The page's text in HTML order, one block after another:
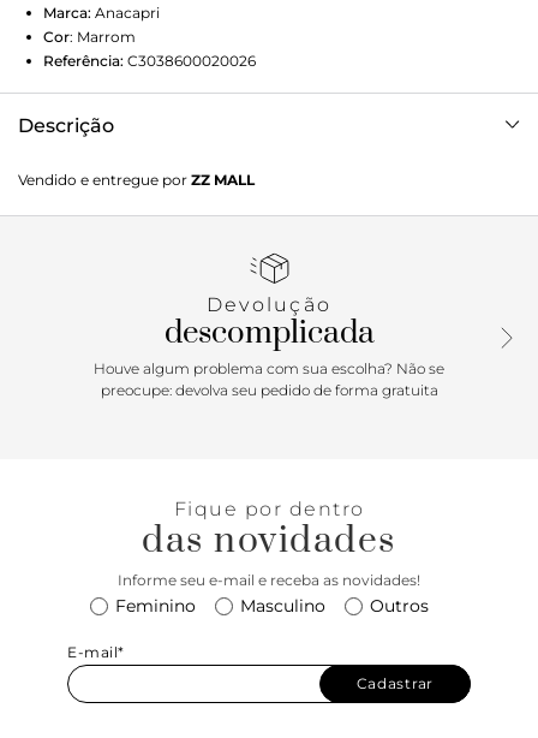
Marca: Anacapri
Cor: Marrom
Referência: C3038600020026
Descrição
marrom. O modelo possui cabedal duas tiras largas
injetadas com efeito texturizado, que se cruzam sobre o
relevo em uma das tiras. Com solado emborrachado
palmilha nude emborrachada, com assinatura Anacapri.
Aberta, ela exibe os dedos e o calcanhar. Porque Apostar: A
clássica rasteira de tiras cruzadas agora em uma versão
comfy e altamente fashionista. Essa rasteirinha
Vendido e entregue por ZZ MALL
Devolução
descomplicada
Houve algum problema com sua escolha? Não se
preocupe: devolva seu pedido de forma gratuita
Fique por dentro
das novidades
Informe seu e-mail e receba as novidades!
Feminino Masculino Outros
E-mail*
Cadastrar